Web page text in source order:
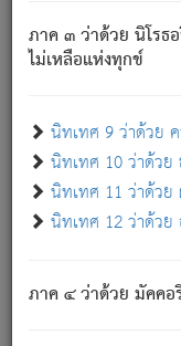
ภาค ๓ ว่าด้วย นิโรธ
ไม่เหลือแห่งทุกข์
นิทเทศ 9 ว่าด้วย
นิทเทศ 10 ว่าด้ว
นิทเทศ 11 ว่าด้ว
นิทเทศ 12 ว่าด้ว
ภาค ๔ ว่าด้วย มัคคอ
ภิกษุนั้น เป็นผู้ครอ
ภพทั้งหลายทั้งปวงได้
- อุ.ขุ. ๒๕/๑๒๑/
(ข้อความนี้ เป็นพ
เป็นที่ตรัสรู้ เมื่อตรัส